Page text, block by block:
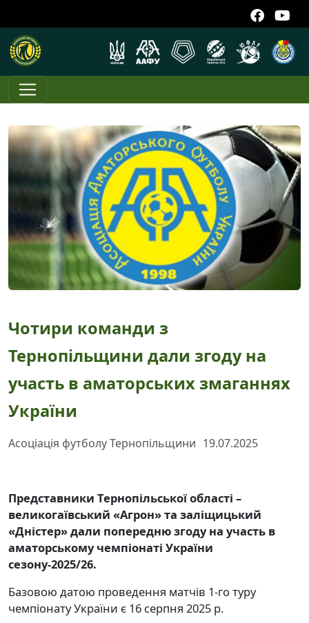
Чотири команди з
Тернопільщини дали згоду на
участь в аматорських змаганнях
України
Асоціація футболу Тернопільщини 19.07.2025
Представники Тернопільської області –
великогаївський «Агрон» та заліщицький
«Дністер» дали попередню згоду на участь в
аматорському чемпіонаті України
сезону-2025/26.
Базовою датою проведення матчів 1-го туру
чемпіонату України є 16 серпня 2025 р.